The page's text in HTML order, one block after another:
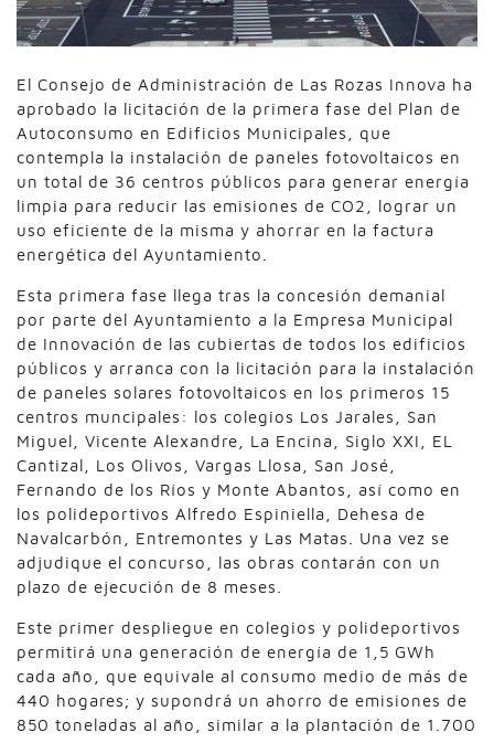
El Consejo de Administración de Las Rozas Innova ha
aprobado la licitación de la primera fase del Plan de
Autoconsumo en Edificios Municipales, que
contempla la instalación de paneles fotovoltaicos en
un total de 36 centros públicos para generar energía
limpia para reducir las emisiones de CO2, lograr un
uso eficiente de la misma y ahorrar en la factura
energética del Ayuntamiento.
Esta primera fase llega tras la concesión demanial
por parte del Ayuntamiento a la Empresa Municipal
de Innovación de las cubiertas de todos los edificios
públicos y arranca con la licitación para la instalación
de paneles solares fotovoltaicos en los primeros 15
centros muncipales: los colegios Los Jarales, San
Miguel, Vicente Alexandre, La Encina, Siglo XXI, EL
Cantizal, Los Olivos, Vargas Llosa, San José,
Fernando de los Ríos y Monte Abantos, así como en
los polideportivos Alfredo Espiniella, Dehesa de
Navalcarbón, Entremontes y Las Matas. Una vez se
adjudique el concurso, las obras contarán con un
plazo de ejecución de 8 meses.
Este primer despliegue en colegios y polideportivos
permitirá una generación de energía de 1,5 GWh
cada año, que equivale al consumo medio de más de
440 hogares; y supondrá un ahorro de emisiones de
850 toneladas al año, similar a la plantación de 1.700